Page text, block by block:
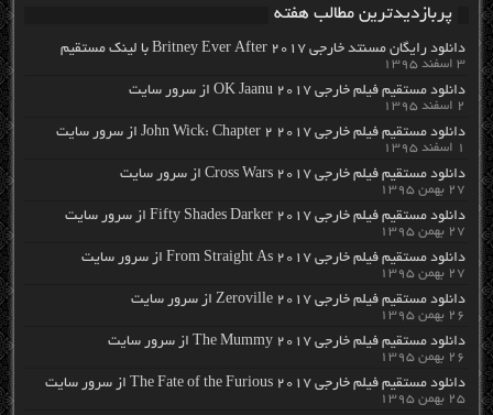
پربازدیدترین مطالب هفته
دانلود رایگان مسنتد خارجی Britney Ever After 2017 با لینک مستقیم
۳ اسفند ۱۳۹۵
دانلود مستقیم فیلم خارجی OK Jaanu 2017 از سرور سایت
۲ اسفند ۱۳۹۵
دانلود مستقیم فیلم خارجی John Wick: Chapter 2 2017 از سرور سایت
۱ اسفند ۱۳۹۵
دانلود مستقیم فیلم خارجی Cross Wars 2017 از سرور سایت
۲۷ بهمن ۱۳۹۵
دانلود مستقیم فیلم خارجی Fifty Shades Darker 2017 از سرور سایت
۲۷ بهمن ۱۳۹۵
دانلود مستقیم فیلم خارجی From Straight As 2017 از سرور سایت
۲۷ بهمن ۱۳۹۵
دانلود مستقیم فیلم خارجی Zeroville 2017 از سرور سایت
۲۶ بهمن ۱۳۹۵
دانلود مستقیم فیلم خارجی The Mummy 2017 از سرور سایت
۲۶ بهمن ۱۳۹۵
دانلود مستقیم فیلم خارجی The Fate of the Furious 2017 از سرور سایت
۲۵ بهمن ۱۳۹۵